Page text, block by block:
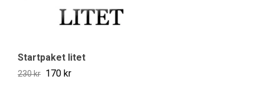
Startpaket litet
230 kr 170 kr